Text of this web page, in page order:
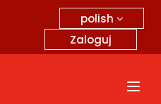
polish
Zaloguj